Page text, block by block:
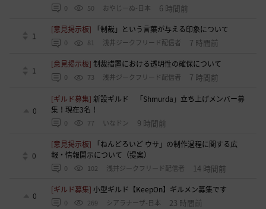
0 50 おやじーぬ-日本 6 時間前
1
[意見掲示板] 「制裁」という言葉が与える印象について
0 81 浅井ジークフリード配信者 7 時間前
1
[意見掲示板]制裁措置における透明性の確保について
0 73 浅井ジークフリード配信者 7 時間前
0
[ギルド募集] 新設ギルド 「Shmurda」立ち上げメンバー募
集！現在3名！
0 77 いなドン 9 時間前
0
[意見掲示板]
「ねんどろいど ウサ」の制作過程に関する広
報・情報開示について（提案）
0 102 浅井ジークフリード配信者 14 時間前
0
[ギルド募集]小型ギルド【KeepOn】ギルメン募集です
0 269 シアラナーザ-日本 23 時間前